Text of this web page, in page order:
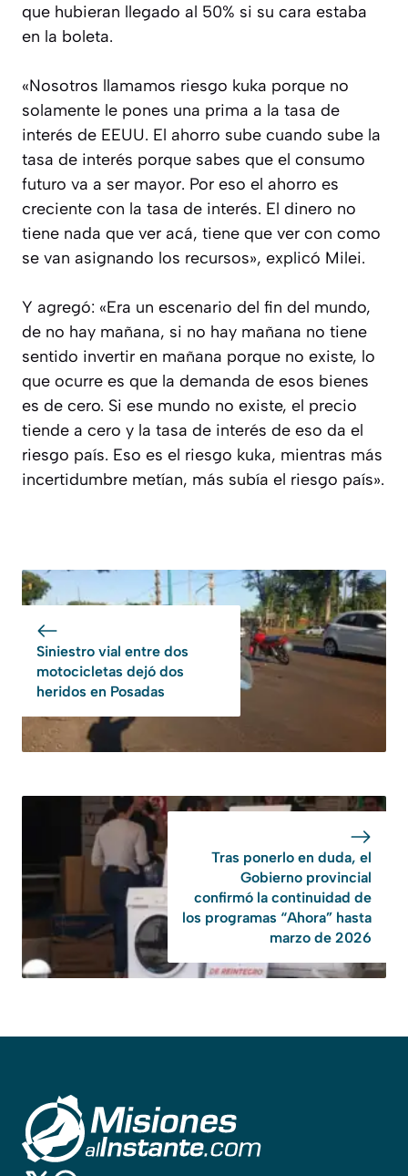
que hubieran llegado al 50% si su cara estaba
en la boleta.
«Nosotros llamamos riesgo kuka porque no
solamente le pones una prima a la tasa de
interés de EEUU. El ahorro sube cuando sube la
tasa de interés porque sabes que el consumo
futuro va a ser mayor. Por eso el ahorro es
creciente con la tasa de interés. El dinero no
tiene nada que ver acá, tiene que ver con como
se van asignando los recursos», explicó Milei.
Y agregó: «Era un escenario del fin del mundo,
de no hay mañana, si no hay mañana no tiene
sentido invertir en mañana porque no existe, lo
que ocurre es que la demanda de esos bienes
es de cero. Si ese mundo no existe, el precio
tiende a cero y la tasa de interés de eso da el
riesgo país. Eso es el riesgo kuka, mientras más
incertidumbre metían, más subía el riesgo país».
Siniestro vial entre dos
motocicletas dejó dos
heridos en Posadas
Tras ponerlo en duda, el
Gobierno provincial
confirmó la continuidad de
los programas “Ahora” hasta
marzo de 2026